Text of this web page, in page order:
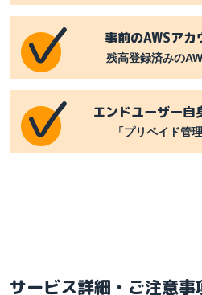
事前のAWSア
残高登録済みの
エンドユーザー自
「プリペイド管
サービス詳細・ご注意事